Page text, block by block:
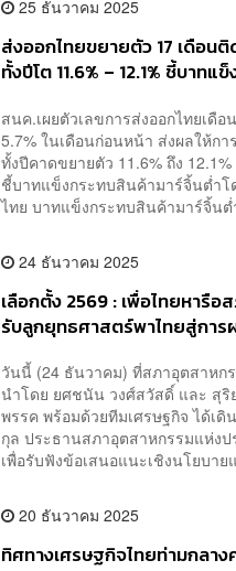
25 ธันวาคม 2025
ส่งออกไทยขยายตัว 17 เดือน
ทั้งปีโต 11.6% – 12.1% ชี้บาท
สนค.เผยตัวเลขการส่งออกไทยเดื
5.7% ในเดือนก่อนหน้า ส่งผลให้ก
ทั้งปีคาดขยายตัว 11.6% ถึง
ชี้บาทแข็งกระทบสินค้ามาร์จิ้นต่ำ
ไทย บาทแข็งกระทบสินค้ามาร์จิ้น
24 ธันวาคม 2025
เลือกตั้ง 2569 : เพื่อไทยหารื
รับลูกยุทธศาสตร์พาไทยสู่กา
วันนี้ (24 ธันวาคม) ที่สภาอุตสาหก
นำโดย ยศชนัน วงศ์สวัสดิ์ และ สุริ
พรรค พร้อมด้วยทีมเศรษฐกิจ ได้เดิ
กุล ประธานสภาอุตสาหกรรมแห่ง
เพื่อรับฟังข้อเสนอแนะเชิงนโยบา
20 ธันวาคม 2025
ทิศทางเศรษฐกิจไทยท่ามกลา